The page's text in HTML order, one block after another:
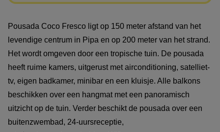
Pousada Coco Fresco ligt op 150 meter afstand van het
levendige centrum in Pipa en op 200 meter van het strand.
Het wordt omgeven door een tropische tuin. De pousada
heeft ruime kamers, uitgerust met airconditioning, satelliet-
tv, eigen badkamer, minibar en een kluisje. Alle balkons
beschikken over een hangmat met een panoramisch
uitzicht op de tuin. Verder beschikt de pousada over een
buitenzwembad, 24-uursreceptie,